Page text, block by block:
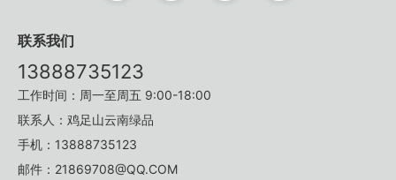
联系我们
13888735123
工作时间：周一至周五 9:00-18:00
联系人：鸡足山云南绿品
手机：13888735123
邮件：21869708@QQ.COM